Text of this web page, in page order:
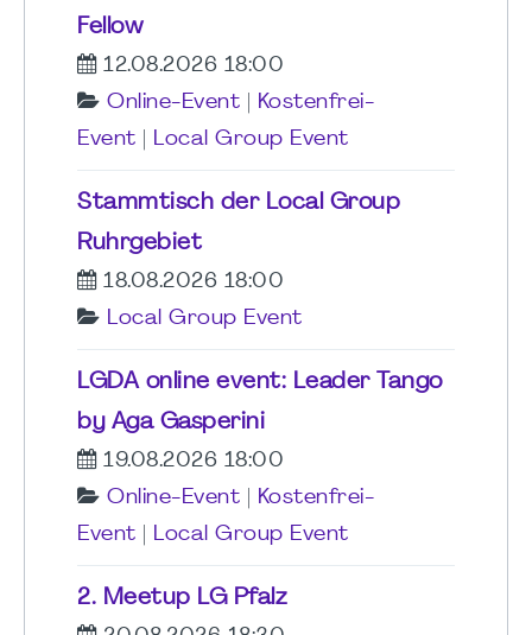
Fellow
12.08.2026 18:00
Online-Event
Kostenfrei-
Event
Local Group Event
Stammtisch der Local Group
Ruhrgebiet
18.08.2026 18:00
Local Group Event
LGDA online event: Leader Tango
by Aga Gasperini
19.08.2026 18:00
Online-Event
Kostenfrei-
Event
Local Group Event
2. Meetup LG Pfalz